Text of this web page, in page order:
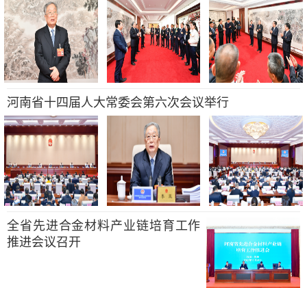
河南省十四届人大常委会第六次会议举行
全省先进合金材料产业链培育工作
推进会议召开